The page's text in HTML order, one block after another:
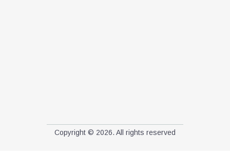
Copyright © 2026. All rights reserved